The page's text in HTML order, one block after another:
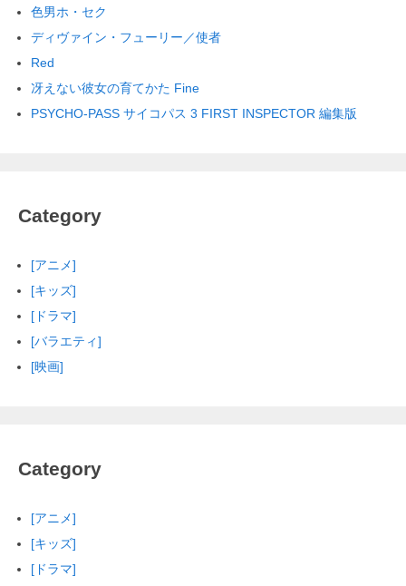
色男ホ・セク
ディヴァイン・フューリー／使者
Red
冴えない彼女の育てかた Fine
PSYCHO-PASS サイコパス 3 FIRST INSPECTOR 編集版
Category
[アニメ]
[キッズ]
[ドラマ]
[バラエティ]
[映画]
Category
[アニメ]
[キッズ]
[ドラマ]